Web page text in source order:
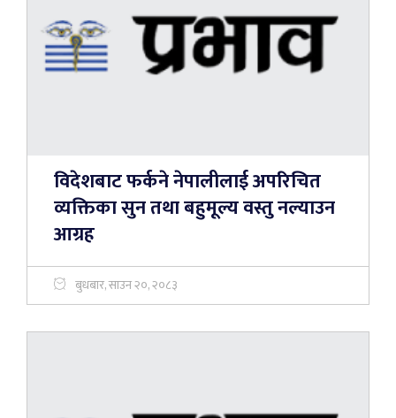
विदेशबाट फर्कने नेपालीलाई अपरिचित
व्यक्तिका सुन तथा बहुमूल्य वस्तु नल्याउन
आग्रह
बुधबार, साउन २०, २०८३